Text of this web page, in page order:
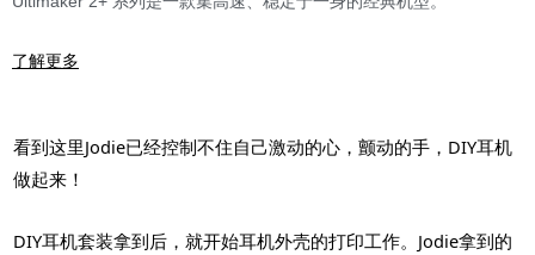
了解更多
看到这里Jodie已经控制不住自己激动的心，颤动的手，DIY耳机
做起来！
DIY耳机套装拿到后，就开始耳机外壳的打印工作。Jodie拿到的